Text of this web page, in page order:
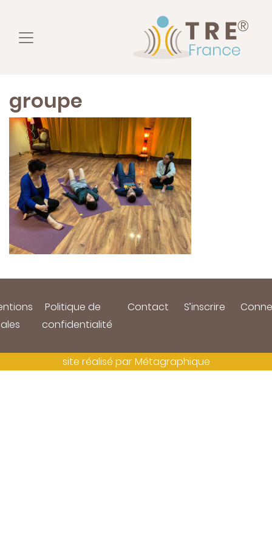
groupe
Politique de
confidentialité
Contact S’inscrire
site réalisé parMétagraphique